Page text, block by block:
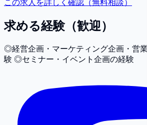
この求人を詳しく確認（無料相談）
求める経験（歓迎）
◎経営企画・マーケティング企画・営
験 ◎セミナー・イベント企画の経験